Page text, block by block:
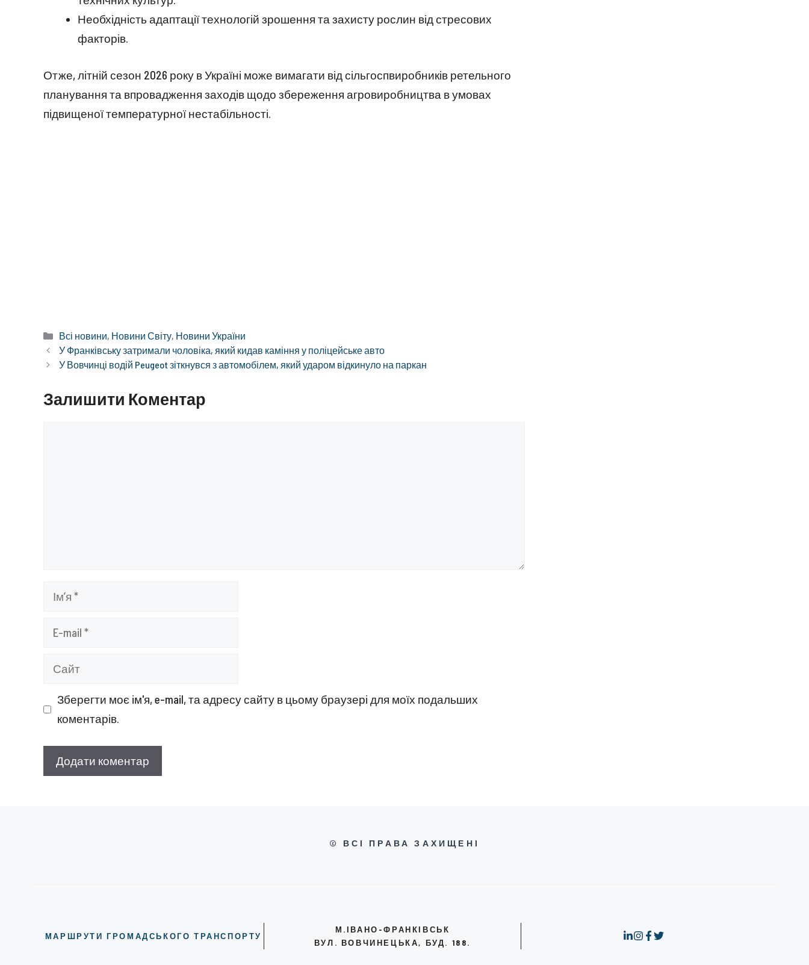
Необхідність адаптації технологій зрошення та захисту рослин від стресових
факторів.
Отже, літній сезон 2026 року в Україні може вимагати від сільгоспвиробників ретельного
планування та впровадження заходів щодо збереження агровиробництва в умовах
підвищеної температурної нестабільності.
Категорії
Всі новини, Новини Світу, Новини України
У Франківську затримали чоловіка, який кидав каміння у поліцейське авто
У Вовчинці водій Peugeot зіткнувся з автомобілем, який ударом відкинуло на паркан
Залишити Коментар
Ім’я
Сайт
Зберегти моє ім'я, e-mail, та адресу сайту в цьому браузері для моїх подальших
коментарів.
© ВСІ ПРАВА ЗАХИЩЕНІ
МАРШРУТИ ГРОМАДСЬКОГО ТРАНСПОРТУ
М.ІВАНО-ФРАНКІВСЬК
ВУЛ. ВОВЧИНЕЦЬКА, БУД. 188.